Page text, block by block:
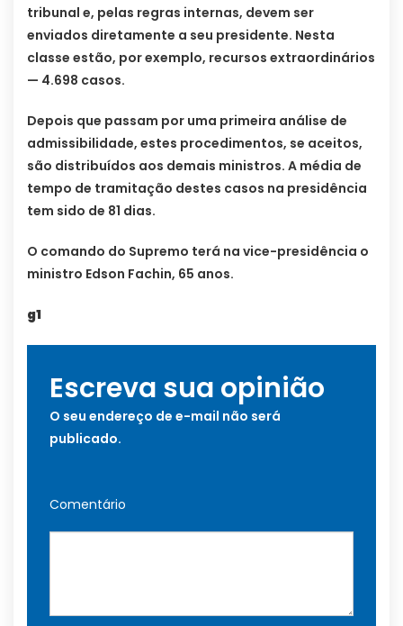
tribunal e, pelas regras internas, devem ser
enviados diretamente a seu presidente. Nesta
classe estão, por exemplo, recursos extraordinários
— 4.698 casos.
Depois que passam por uma primeira análise de
admissibilidade, estes procedimentos, se aceitos,
são distribuídos aos demais ministros. A média de
tempo de tramitação destes casos na presidência
tem sido de 81 dias.
O comando do Supremo terá na vice-presidência o
ministro Edson Fachin, 65 anos.
g1
Escreva sua opinião
O seu endereço de e-mail não será
publicado.
Comentário